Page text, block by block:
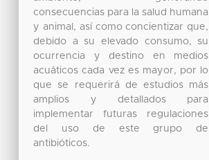
consecuencias para la salud humana
y animal, así como concientizar que,
debido a su elevado consumo, su
ocurrencia y destino en medios
acuáticos cada vez es mayor, por lo
que se requerirá de estudios más
amplios y detallados para
implementar futuras regulaciones
del uso de este grupo de
antibióticos.